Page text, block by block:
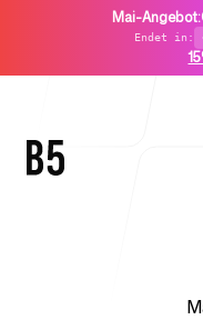
Mai-Angebot:
Endet in :